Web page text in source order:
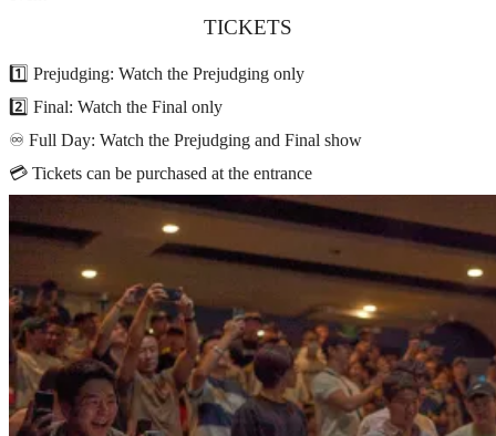
TICKETS
1️⃣ Prejudging: Watch the Prejudging only
2️⃣ Final: Watch the Final only
♾️ Full Day: Watch the Prejudging and Final show
💳 Tickets can be purchased at the entrance